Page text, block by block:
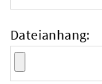
Dateianhang: